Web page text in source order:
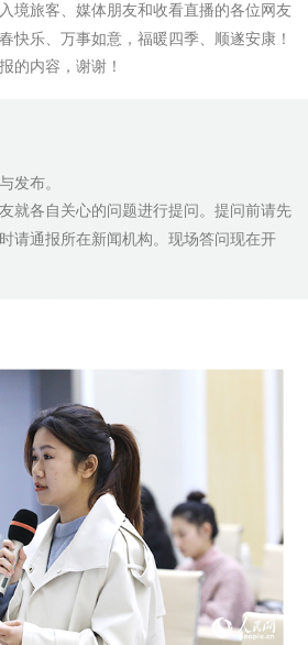
境旅客、媒体朋友和收看直播的各位网友
快乐、万事如意，福暖四季、顺遂安康！
的内容，谢谢！
发布。
就各自关心的问题进行提问。提问前请先
请通报所在新闻机构。现场答问现在开